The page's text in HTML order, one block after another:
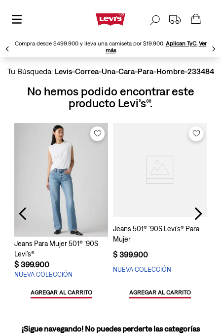
Compra desde $499.900 y lleva una camiseta por $19.900. Aplican TyC. Ver
más
Levis-Correa-Una-Cara-Para-Hombre-233484
No hemos podido encontrar este
producto Levi’s®.
Jeans Para Mujer 501® '90S
Levi’s®
$ 399.900
NUEVA COLECCIÓN
AGREGAR AL CARRITO
Jeans 501® '90S Levi’s® Para
Mujer
$ 399.900
NUEVA COLECCIÓN
AGREGAR AL CARRITO
¡Sigue navegando! No puedes perderte las categorías